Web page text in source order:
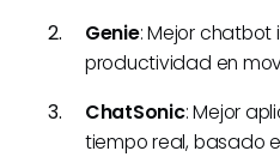
Genie: Mejor chatbot
productividad en
ChatSonic: Mejor
tiempo real, basado